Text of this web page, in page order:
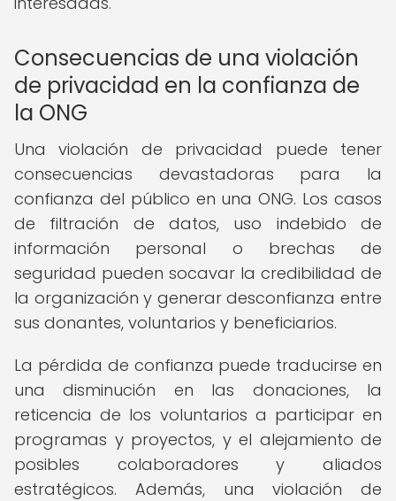
Consecuencias de una violación
de privacidad en la confianza de
la ONG
Una violación de privacidad puede tener
consecuencias devastadoras para la
confianza del público en una ONG. Los casos
de filtración de datos, uso indebido de
información personal o brechas de
seguridad pueden socavar la credibilidad de
la organización y generar desconfianza entre
sus donantes, voluntarios y beneficiarios.
La pérdida de confianza puede traducirse en
una disminución en las donaciones, la
reticencia de los voluntarios a participar en
programas y proyectos, y el alejamiento de
posibles colaboradores y aliados
estratégicos. Además, una violación de